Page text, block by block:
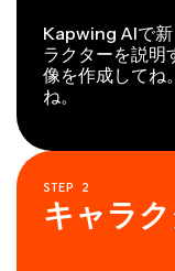
Kapwing AIで
ラクターを説明
像を作成してね
ね。
STEP 2
キャラ